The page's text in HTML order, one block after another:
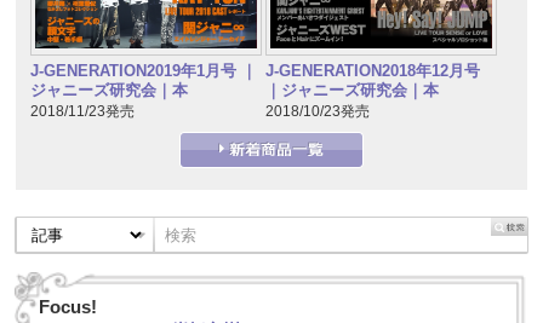
J-GENERATION2019年1月号 ｜
ジャニーズ研究会｜本
2018/11/23発売
J-GENERATION2018年12月号
｜ジャニーズ研究会｜本
2018/10/23発売
Focus!